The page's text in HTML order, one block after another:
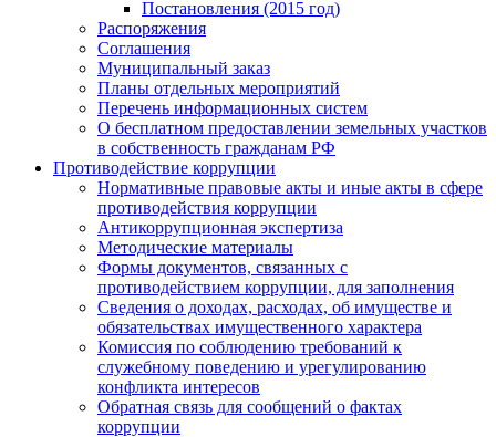
Постановления (2015 год)
Распоряжения
Соглашения
Муниципальный заказ
Планы отдельных мероприятий
Перечень информационных систем
О бесплатном предоставлении земельных участков
в собственность гражданам РФ
Противодействие коррупции
Нормативные правовые акты и иные акты в сфере
противодействия коррупции
Антикоррупционная экспертиза
Методические материалы
Формы документов, связанных с
противодействием коррупции, для заполнения
Сведения о доходах, расходах, об имуществе и
обязательствах имущественного характера
Комиссия по соблюдению требований к
служебному поведению и урегулированию
конфликта интересов
Обратная связь для сообщений о фактах
коррупции